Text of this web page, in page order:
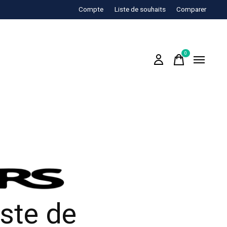
Compte Liste de souhaits Comparer
0items
de